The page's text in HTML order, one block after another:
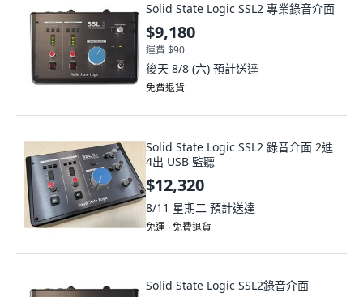
Solid State Logic SSL2 專業錄音介面
$9,180
運費 $90
後天 8/8 (六) 預計送達
免費退貨
Solid State Logic SSL2 錄音介面 2進
4出 USB 監聽
$12,320
8/11 星期二 預計送達
免運 ∙ 免費退貨
Solid State Logic SSL2錄音介面